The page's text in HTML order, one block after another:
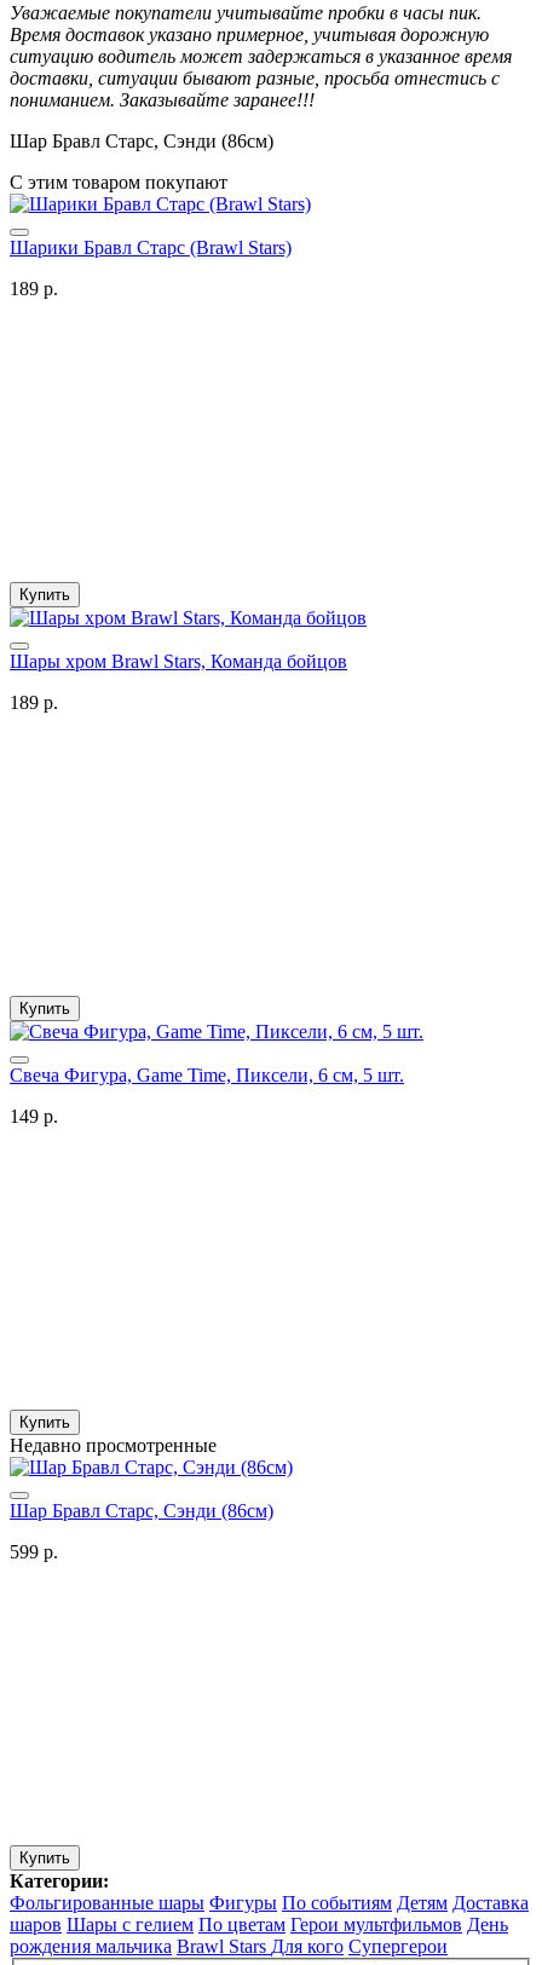
Уважаемые покупатели учитывайте пробки в часы пик.
Время доставок указано примерное, учитывая дорожную
ситуацию водитель может задержаться в указанное время
доставки, ситуации бывают разные, просьба отнестись с
пониманием. Заказывайте заранее!!!
Шар Бравл Старс, Cэнди (86см)
С этим товаром покупают
Шарики Бравл Старс (Brawl Stars)
189 р.
Купить
Шары хром Brawl Stars, Команда бойцов
189 р.
Купить
Свеча Фигура, Game Time, Пиксели, 6 см, 5 шт.
149 р.
Купить
Недавно просмотренные
Шар Бравл Старс, Cэнди (86см)
599 р.
Купить
Категории:
Фольгированные шары Фигуры По событиям Детям Доставка
шаров Шары с гелием По цветам Герои мультфильмов День
рождения мальчика Brawl Stars Для кого Супергерои